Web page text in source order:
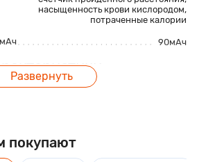
насыщенность крови кислородом,
потраченные калории
90мАч
Развернуть
покупают